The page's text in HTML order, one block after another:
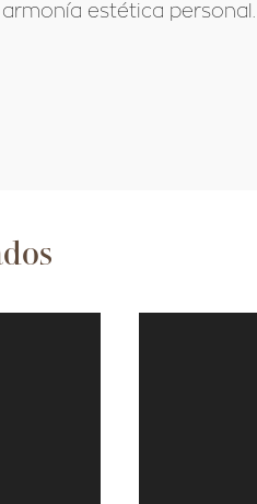
estética personal.